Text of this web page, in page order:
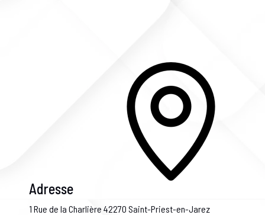
Adresse
1 Rue de la Charlière 42270 Saint-Priest-en-Jarez